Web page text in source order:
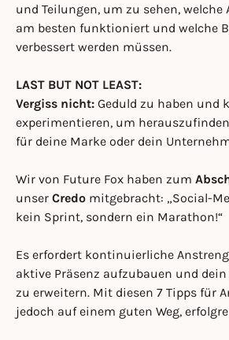
und Teilungen, um zu sehen, welche
am besten funktioniert und welche
verbessert werden müssen.
LAST BUT NOT LEAST:
Vergiss nicht: Geduld zu haben und
experimentieren, um
für deine Marke oder dein
Wir von Future Fox haben zum
unser Credo mitgebracht: „Social-
kein Sprint, sondern ein Marathon!“
Es erfordert kontinuierliche
aktive Präsenz aufzubauen und
zu erweitern. Mit diesen 7 Tipps für
jedoch auf einem guten Weg,